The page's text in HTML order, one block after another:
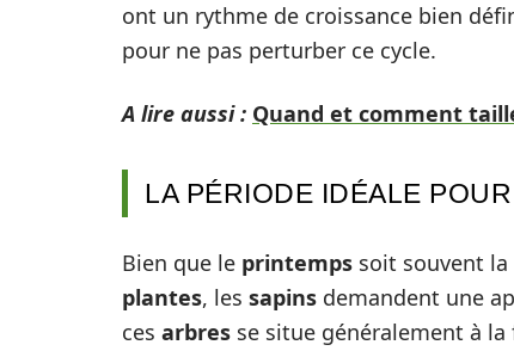
ont un rythme de croissance bien
pour ne pas perturber ce cycle.
A lire aussi : Quand et comment
LA PÉRIODE IDÉALE
Bien que le printemps soit souvent
plantes, les sapins demandent une
ces arbres se situe généralement à